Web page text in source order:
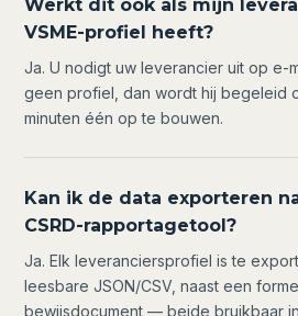
Werkt dit ook als mijn
VSME-profiel heeft?
Ja. U nodigt uw leverancier uit op e-
geen profiel, dan wordt hij begeleid
minuten één op te bouwen.
Kan ik de data exporteren
CSRD-rapportagetool?
Ja. Elk leveranciersprofiel is te
leesbare JSON/CSV, naast een
bewijsdocument — beide bruikbaar